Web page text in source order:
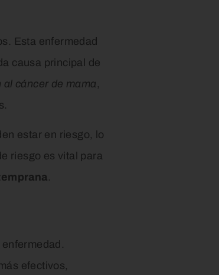
Esta enfermedad
causa principal de
al cáncer de mama ,
estar en riesgo, lo
riesgo es vital para
.
efectivos,